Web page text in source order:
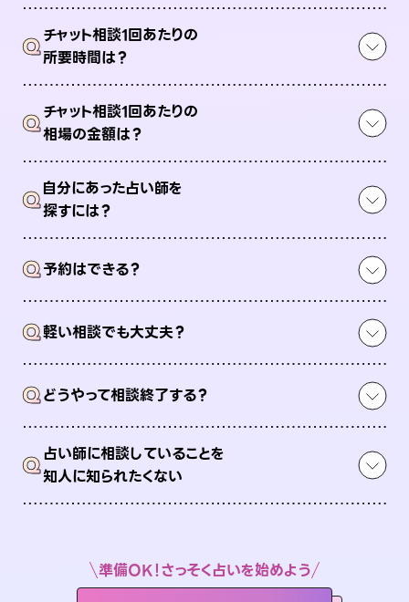
Qチャット相談1回あたりの
所要時間は？
Qチャット相談1回あたりの
相場の金額は？
Q自分にあった占い師を
探すには？
Q予約はできる？
Q軽い相談でも大丈夫？
Qどうやって相談終了する？
Q占い師に相談していることを
知人に知られたくない
準備OK！さっそく占いを始めよう